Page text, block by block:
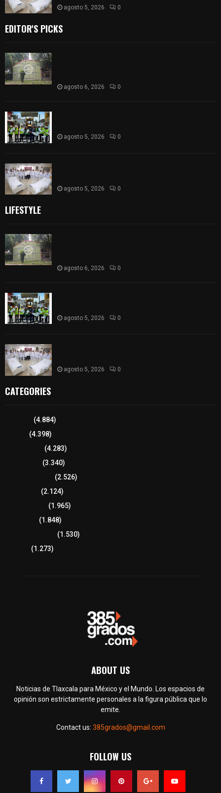
agosto 5, 2026 0
EDITOR'S PICKS
agosto 6, 2026 0
agosto 5, 2026 0
agosto 5, 2026 0
LIFESTYLE
agosto 6, 2026 0
agosto 5, 2026 0
agosto 5, 2026 0
CATEGORIES
(4.884)
(4.398)
(4.283)
(3.340)
(2.526)
(2.124)
(1.965)
(1.848)
(1.530)
(1.273)
ABOUT US
Noticias de Tlaxcala para México y el Mundo. Los espacios de
opinión son estrictamente personales a la figura pública que lo
emite.
Contact us: 385grados@gmail.com
FOLLOW US